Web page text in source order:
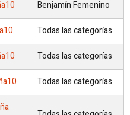
Benjamín Femenino
Todas las categorías
Todas las categorías
Todas las categorías